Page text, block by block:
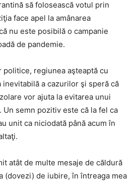
să folosească votul prin
face apel la amânarea
nu este posibilă o campanie
de pandemie.
politice, regiunea aşteaptă cu
a cazurilor şi speră că
vor ajuta la evitarea unui
semn pozitiv este că la fel ca
unit ca niciodată până acum în
atât de multe mesaje de căldură
(dovezi) de iubire, în întreaga mea